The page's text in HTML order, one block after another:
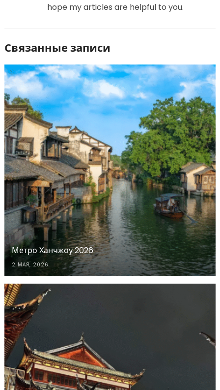
hope my articles are helpful to you.
Связанные записи
Метро Ханчжоу 2026
2 МАЯ, 2026